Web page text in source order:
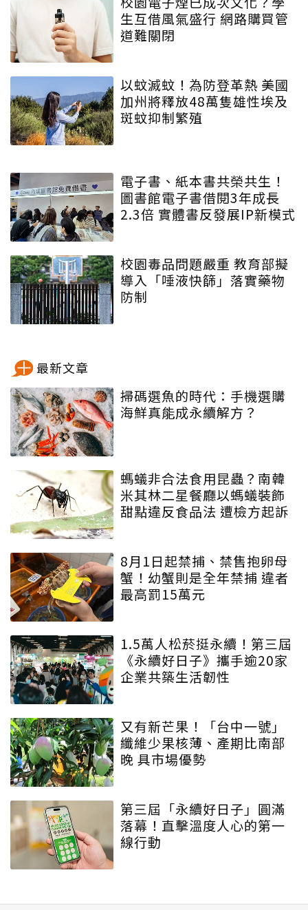
生互借風氣盛行 網路購買管
道難關閉
以蚊滅蚊！為防登革熱 美國
加州將釋放48萬隻雄性埃及
斑蚊抑制繁殖
電子書、紙本書共榮共生！
圖書館電子書借閱3年成長
2.3倍 實體書反發展IP新模式
校園毒品問題嚴重 教育部擬
導入「唾液快篩」落實藥物
防制
最新文章
掃碼選魚的時代：手機選購
海鮮真能成永續解方？
螞蟻非合法食用昆蟲？南韓
米其林二星餐廳以螞蟻裝飾
甜點違反食品法 遭檢方起訴
8月1日起禁捕、禁售抱卵母
蟹！幼蟹則是全年禁捕 違者
最高罰15萬元
1.5萬人松菸挺永續！第三屆
《永續好日子》攜手逾20家
企業共築生活韌性
又有新芒果！「台中一號」
纖維少果核薄、產期比南部
晚 具市場優勢
第三屆「永續好日子」圓滿
落幕！直擊溫度人心的第一
線行動